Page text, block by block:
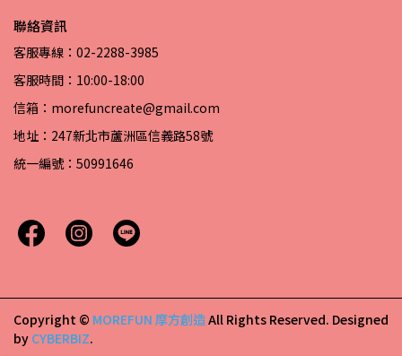
聯絡資訊
客服專線：02-2288-3985
客服時間：10:00-18:00
信箱：morefuncreate@gmail.com
地址：247新北市蘆洲區信義路58號
統一編號：50991646
Copyright © MOREFUN 摩方創造All Rights Reserved. Designed
by CYBERBIZ.